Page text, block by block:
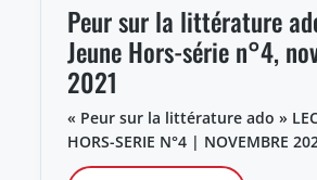
Peur sur la littérature
Jeune Hors-série n°4,
2021
« Peur sur la littérature ado »
HORS-SERIE N°4 | NOVEMBRE